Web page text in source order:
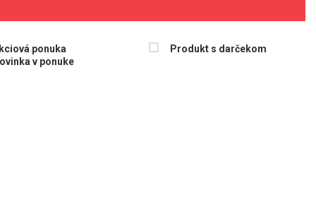
ponuka
v ponuke
Produkt s darčekom